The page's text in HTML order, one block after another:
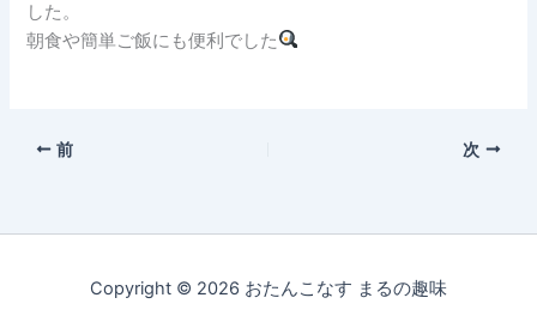
した。
朝食や簡単ご飯にも便利でした
前 次
Copyright © 2026 おたんこなす まるの趣味